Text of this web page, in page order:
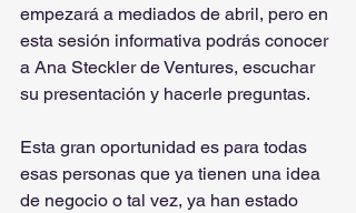
empezará a mediados de abril, pero en
esta sesión informativa podrás conocer
a Ana Steckler de Ventures, escuchar
su presentación y hacerle preguntas.
Esta gran oportunidad es para todas
esas personas que ya tienen una idea
de negocio o tal vez, ya han estado